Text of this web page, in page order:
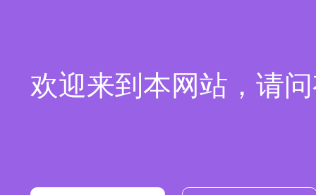
欢迎来到本网站，请